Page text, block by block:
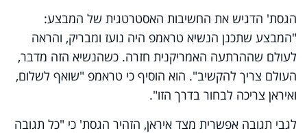
הגסת' הדגיש את החשיבות האסטרטגית של המבצע:
"המבצע שתכנן הנשיא טראמפ היה נועז ומבריק, והראה
לעולם שההרתעה האמריקנית חזרה. כשהנשיא הזה מדבר,
העולם צריך להקשיב". הוא הוסיף כי טראמפ "שואף לשלום,
ואיראן צריכה לבחור בדרך הזו".
לגבי תגובה אפשרית מצד איראן, הזהיר הגסת' כי "כל תגובה